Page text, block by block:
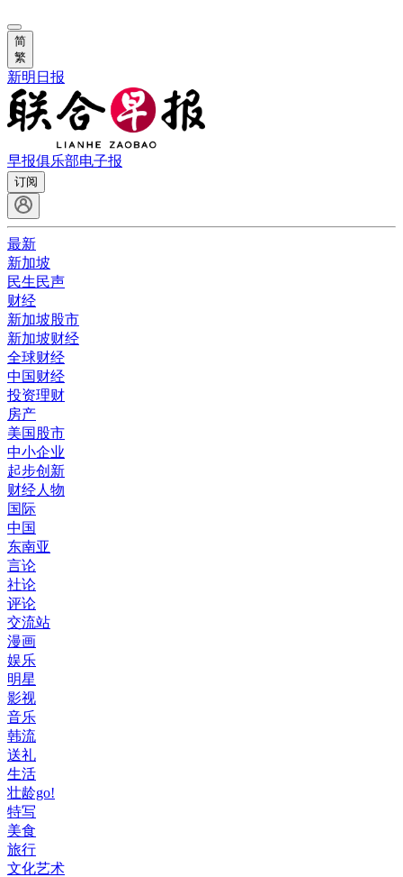
简
繁
新明日报
早报俱乐部电子报
订阅
最新
新加坡
民生民声
财经
新加坡股市
新加坡财经
全球财经
中国财经
投资理财
房产
美国股市
中小企业
起步创新
财经人物
国际
中国
东南亚
言论
社论
评论
交流站
漫画
娱乐
明星
影视
音乐
韩流
送礼
生活
壮龄go!
特写
美食
旅行
文化艺术